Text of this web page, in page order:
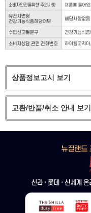
상품정보고시 보기
교환/반품/취소 안내 보기